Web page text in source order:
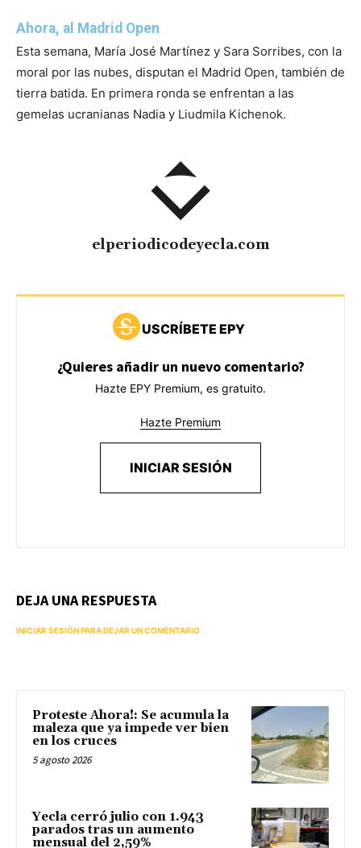
Ahora, al Madrid Open
Esta semana, María José Martínez y Sara Sorribes, con la
moral por las nubes, disputan el Madrid Open, también de
tierra batida. En primera ronda se enfrentan a las
gemelas ucranianas Nadia y Liudmila Kichenok.
elperiodicodeyecla.com
USCRÍBETE EPY
¿Quieres añadir un nuevo comentario?
Hazte EPY Premium, es gratuito.
Hazte Premium
INICIAR SESIÓN
DEJA UNA RESPUESTA
INICIAR SESIÓN PARA DEJAR UN COMENTARIO
Proteste Ahora!: Se acumula la
maleza que ya impede ver bien
en los cruces
5 agosto 2026
Yecla cerró julio con 1.943
parados tras un aumento
mensual del 2,59%